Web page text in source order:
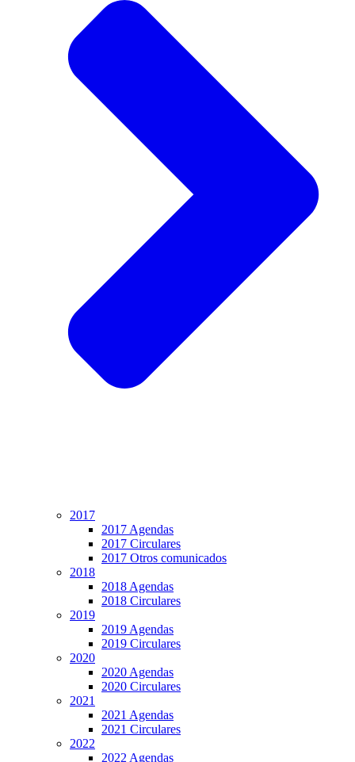
2017
2017 Agendas
2017 Circulares
2017 Otros comunicados
2018
2018 Agendas
2018 Circulares
2019
2019 Agendas
2019 Circulares
2020
2020 Agendas
2020 Circulares
2021
2021 Agendas
2021 Circulares
2022
2022 Agendas